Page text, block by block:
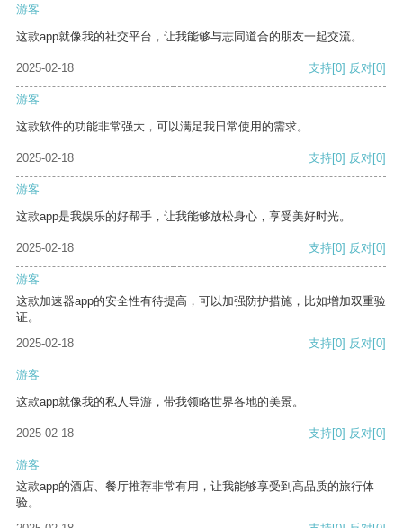
游客
这款app就像我的社交平台，让我能够与志同道合的朋友一起交流。
2025-02-18 支持[0] 反对[0]
游客
这款软件的功能非常强大，可以满足我日常使用的需求。
2025-02-18 支持[0] 反对[0]
游客
这款app是我娱乐的好帮手，让我能够放松身心，享受美好时光。
2025-02-18 支持[0] 反对[0]
游客
这款加速器app的安全性有待提高，可以加强防护措施，比如增加双重验
证。
2025-02-18
支持[0] 反对[0]
游客
这款app就像我的私人导游，带我领略世界各地的美景。
2025-02-18 支持[0] 反对[0]
游客
这款app的酒店、餐厅推荐非常有用，让我能够享受到高品质的旅行体
验。